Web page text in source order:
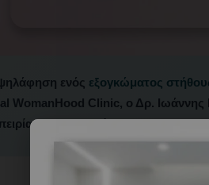
ενός εξογκώματος
WomanHood Clinic, ο Δρ. Ιωάννης
και ψυχραιμία.